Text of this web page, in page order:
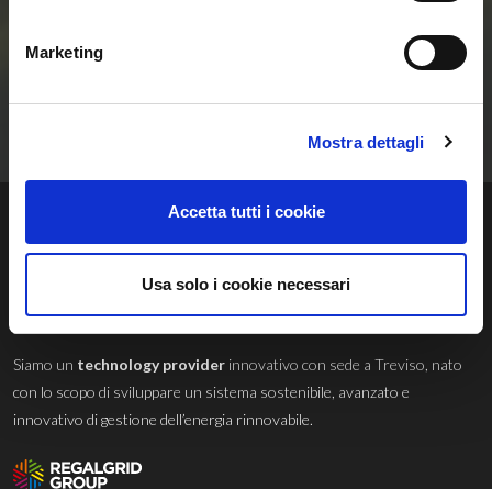
Marketing
Mostra dettagli
Accetta tutti i cookie
Usa solo i cookie necessari
Rinnovabili
Regalgrid Europe Srl
Siamo un technology provider innovativo con sede a Treviso, nato
con lo scopo di sviluppare un sistema sostenibile, avanzato e
innovativo di gestione dell’energia rinnovabile.